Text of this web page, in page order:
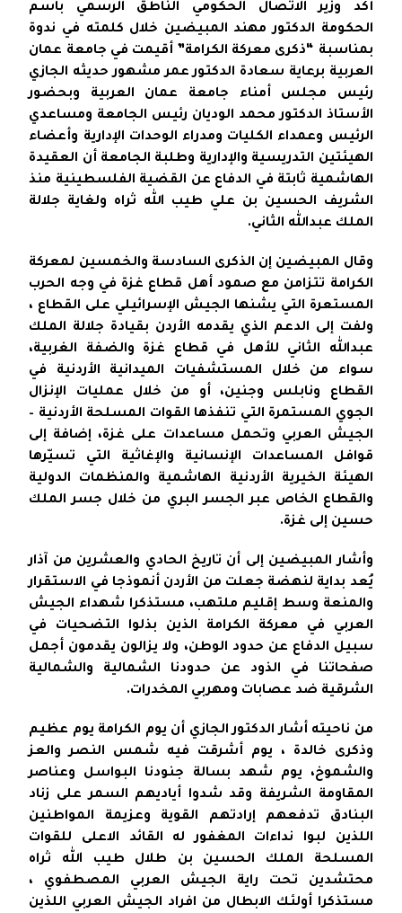
أكد وزير الاتصال الحكومي الناطق الرسمي باسم
الحكومة الدكتور مهند المبيضين خلال كلمته في ندوة
بمناسبة “ذكرى معركة الكرامة” أقيمت في جامعة عمان
العربية برعاية سعادة الدكتور عمر مشهور حديثه الجازي
رئيس مجلس أمناء جامعة عمان العربية وبحضور
الأستاذ الدكتور محمد الوديان رئيس الجامعة ومساعدي
الرئيس وعمداء الكليات ومدراء الوحدات الإدارية وأعضاء
الهيئتين التدريسية والإدارية وطلبة الجامعة أن العقيدة
الهاشمية ثابتة في الدفاع عن القضية الفلسطينية منذ
الشريف الحسين بن علي طيب الله ثراه ولغاية جلالة
الملك عبدالله الثاني.
وقال المبيضين إن الذكرى السادسة والخمسين لمعركة
الكرامة تتزامن مع صمود أهل قطاع غزة في وجه الحرب
المستعرة التي يشنها الجيش الإسرائيلي على القطاع ،
ولفت إلى الدعم الذي يقدمه الأردن بقيادة جلالة الملك
عبدالله الثاني للأهل في قطاع غزة والضفة الغربية،
سواء من خلال المستشفيات الميدانية الأردنية في
القطاع ونابلس وجنين، أو من خلال عمليات الإنزال
الجوي المستمرة التي تنفذها القوات المسلحة الأردنية –
الجيش العربي وتحمل مساعدات على غزة، إضافة إلى
قوافل المساعدات الإنسانية والإغاثية التي تسيّرها
الهيئة الخيرية الأردنية الهاشمية والمنظمات الدولية
والقطاع الخاص عبر الجسر البري من خلال جسر الملك
حسين إلى غزة.
وأشار المبيضين إلى أن تاريخ الحادي والعشرين من آذار
يُعد بداية لنهضة جعلت من الأردن أنموذجا في الاستقرار
والمنعة وسط إقليم ملتهب، مستذكرا شهداء الجيش
العربي في معركة الكرامة الذين بذلوا التضحيات في
سبيل الدفاع عن حدود الوطن، ولا يزالون يقدمون أجمل
صفحاتنا في الذود عن حدودنا الشمالية والشمالية
الشرقية ضد عصابات ومهربي المخدرات.
من ناحيته أشار الدكتور الجازي أن يوم الكرامة يوم عظيم
وذكرى خالدة ، يوم أشرقت فيه شمس النصر والعز
والشموخ، يوم شهد بسالة جنودنا البواسل وعناصر
المقاومة الشريفة وقد شدوا أياديهم السمر على زناد
البنادق تدفعهم إرادتهم القوية وعزيمة المواطنين
اللذين لبوا نداءات المغفور له القائد الاعلى للقوات
المسلحة الملك الحسين بن طلال طيب الله ثراه
محتشدين تحت راية الجيش العربي المصطفوي ،
مستذكرا أولئك الابطال من افراد الجيش العربي اللذين